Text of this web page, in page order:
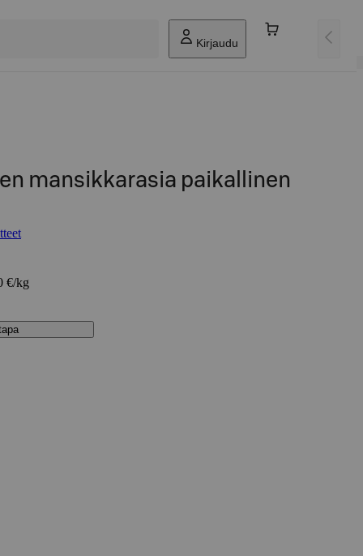
Kirjaudu
mansikkarasia paikallinen
€/kg